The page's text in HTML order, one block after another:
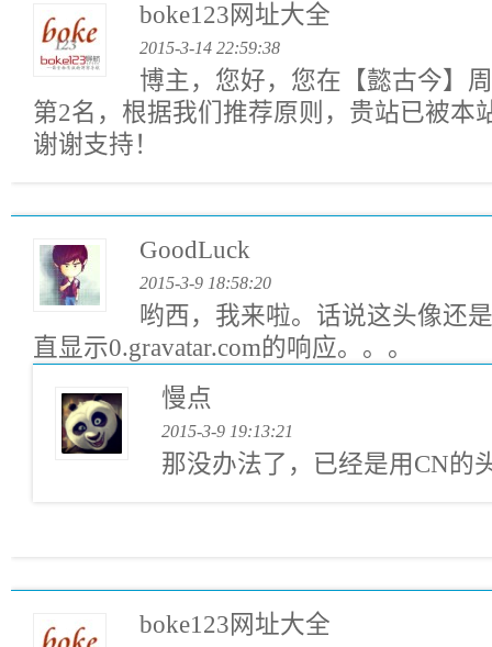
boke123网址大全
2015-3-14 22:59:38
博主，您好，您在【懿古今】
第2名，根据我们推荐原则，贵站已被本
谢谢支持！
GoodLuck
2015-3-9 18:58:20
哟西，我来啦。话说这头像还
直显示0.gravatar.com的响应。。。
慢点
2015-3-9 19:13:21
那没办法了，已经是用CN的
boke123网址大全